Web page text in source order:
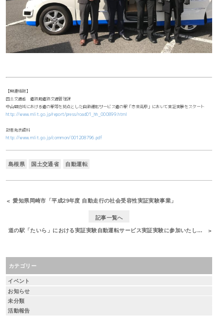
【関連情報】
国土交通省 道路局道路交通管理課
中山間地域における道の駅等を拠点とした自動運転サービス道の駅「赤来高原」において実証実験をスタート
http://www.mlit.go.jp/report/press/road01_hh_000899.html
記者発表資料
http://www.mlit.go.jp/common/001208796.pdf
島根県 国土交通省 自動運転
愛知県岡崎市「平成29年度 自動走行の社会受容性実証実験事業」
記事一覧へ
道の駅「たいら」における実証実験自動運転サービス実証実験に参加いたしました
カテゴリー
イベント
お知らせ
未分類
活動報告